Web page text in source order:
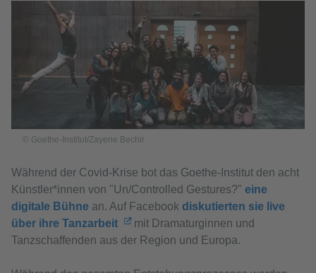
© Goethe-Institut/Zayene Bechir
Während der Covid-Krise bot das Goethe-Institut den acht
Künstler*innen von "Un/Controlled Gestures?" eine
digitale Bühne an. Auf Facebook diskutierten sie live
über ihre Tanzarbeit
mit Dramaturginnen und
Tanzschaffenden aus der Region und Europa.